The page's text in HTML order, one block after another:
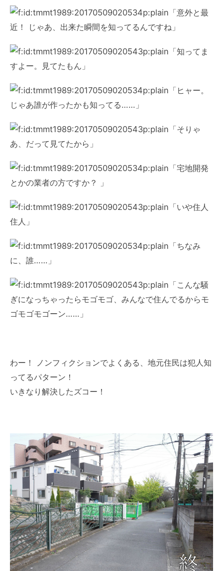
「意外と最
近！ じゃあ、出来た瞬間を知ってるんですね」
「知ってま
すよー。見てたもん」
「ヒャー。
じゃあ誰が作ったかも知ってる……」
「そりゃ
あ、だって見てたから」
「宅地開発
とかの業者の方ですか？ 」
「いや住人
住人」
「ちなみ
に、誰……」
「こんな騒
ぎになっちゃったらモゴモゴ、みんなで住んでるからモ
ゴモゴモゴーン……」
わー！ ノンフィクションでよくある、地元住民は犯人知
ってるパターン！
いきなり解決したズコー！